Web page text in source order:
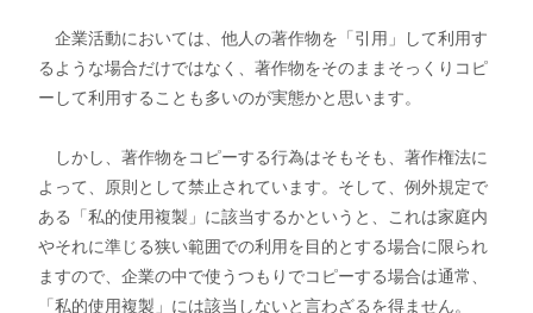
企業活動においては、他人の著作物を「引用」して利用す
るような場合だけではなく、著作物をそのままそっくりコピ
ーして利用することも多いのが実態かと思います。
しかし、著作物をコピーする行為はそもそも、著作権法に
よって、原則として禁止されています。そして、例外規定で
ある「私的使用複製」に該当するかというと、これは家庭内
やそれに準じる狭い範囲での利用を目的とする場合に限られ
ますので、企業の中で使うつもりでコピーする場合は通常、
「私的使用複製」には該当しないと言わざるを得ません。